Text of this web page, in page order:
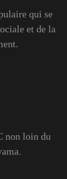
qui se
et de la
non loin du